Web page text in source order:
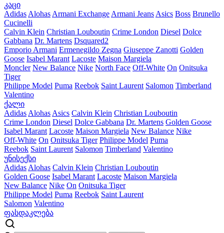
კაცი
Adidas Alohas Armani Exchange Armani Jeans Asics Boss Brunello
Cucinelli
Calvin Klein Christian Louboutin Crime London Diesel Dolce
Gabbana Dr. Martens Dsquared2
Emporio Armani Ermenegildo Zegna Giuseppe Zanotti Golden
Goose Isabel Marant Lacoste Maison Margiela
Moncler New Balance Nike North Face Off-White On Onitsuka
Tiger
Philippe Model Puma Reebok Saint Laurent Salomon Timberland
Valentino
ქალი
Adidas Alohas Asics Calvin Klein Christian Louboutin
Crime London Diesel Dolce Gabbana Dr. Martens Golden Goose
Isabel Marant Lacoste Maison Margiela New Balance Nike
Off-White On Onitsuka Tiger Philippe Model Puma
Reebok Saint Laurent Salomon Timberland Valentino
უნისექსი
Adidas Alohas Calvin Klein Christian Louboutin
Golden Goose Isabel Marant Lacoste Maison Margiela
New Balance Nike On Onitsuka Tiger
Philippe Model Puma Reebok Saint Laurent
Salomon Valentino
ფასდაკლება